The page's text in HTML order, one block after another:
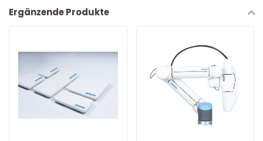
Ergänzende Produkte